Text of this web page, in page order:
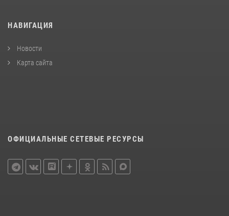
НАВИГАЦИЯ
Новости
Карта сайта
ОФИЦИАЛЬНЫЕ СЕТЕВЫЕ РЕСУРСЫ